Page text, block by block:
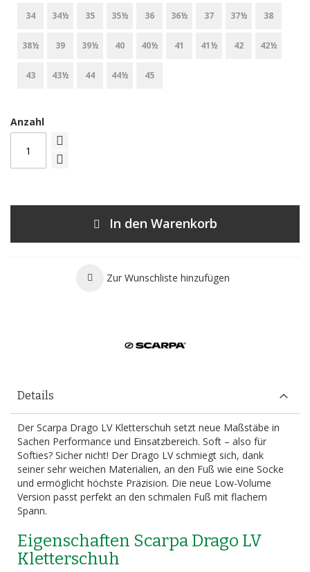
34 34½ 35 35½ 36 36½ 37 37½ 38
38½ 39 39½ 40 40½ 41 41½ 42 42½
43 43½ 44 44½ 45
Anzahl
In den Warenkorb
Zur Wunschliste hinzufügen
Details
Der Scarpa Drago LV Kletterschuh setzt neue Maßstäbe in
Sachen Performance und Einsatzbereich. Soft – also für
Softies? Sicher nicht! Der Drago LV schmiegt sich, dank
seiner sehr weichen Materialien, an den Fuß wie eine Socke
und ermöglicht höchste Präzision. Die neue Low-Volume
Version passt perfekt an den schmalen Fuß mit flachem
Spann.
Eigenschaften Scarpa Drago LV
Kletterschuh